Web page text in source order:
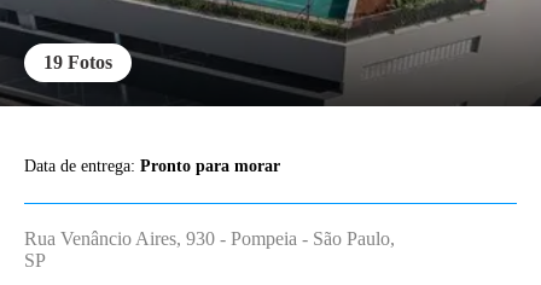
19 Fotos
Data de entrega: Pronto para morar
Rua Venâncio Aires, 930 - Pompeia - São Paulo,
SP